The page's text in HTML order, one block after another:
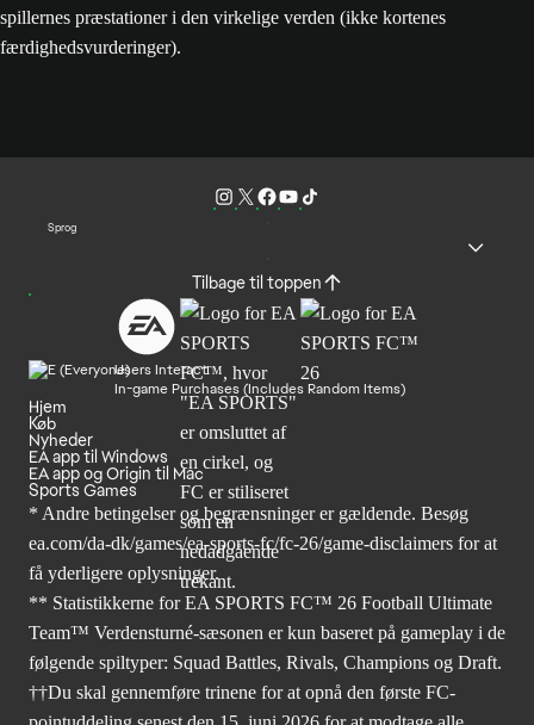
spillernes præstationer i den virkelige verden (ikke kortenes
færdighedsvurderinger).
Sprog
Tilbage til toppen
Users Interact
In-game Purchases (Includes Random Items)
Hjem
Køb
Nyheder
EA app til Windows
EA app og Origin til Mac
Sports Games
* Andre betingelser og begrænsninger er gældende. Besøg
ea.com/da-dk/games/ea-sports-fc/fc-26/game-disclaimers for at
få yderligere oplysninger.
** Statistikkerne for EA SPORTS FC™ 26 Football Ultimate
Team™ Verdensturné-sæsonen er kun baseret på gameplay i de
følgende spiltyper: Squad Battles, Rivals, Champions og Draft.
††Du skal gennemføre trinene for at opnå den første FC-